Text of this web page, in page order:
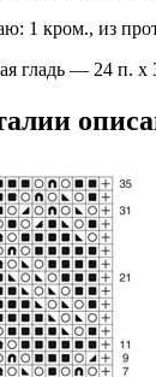
1 кром., из
гладь — 24 п. х